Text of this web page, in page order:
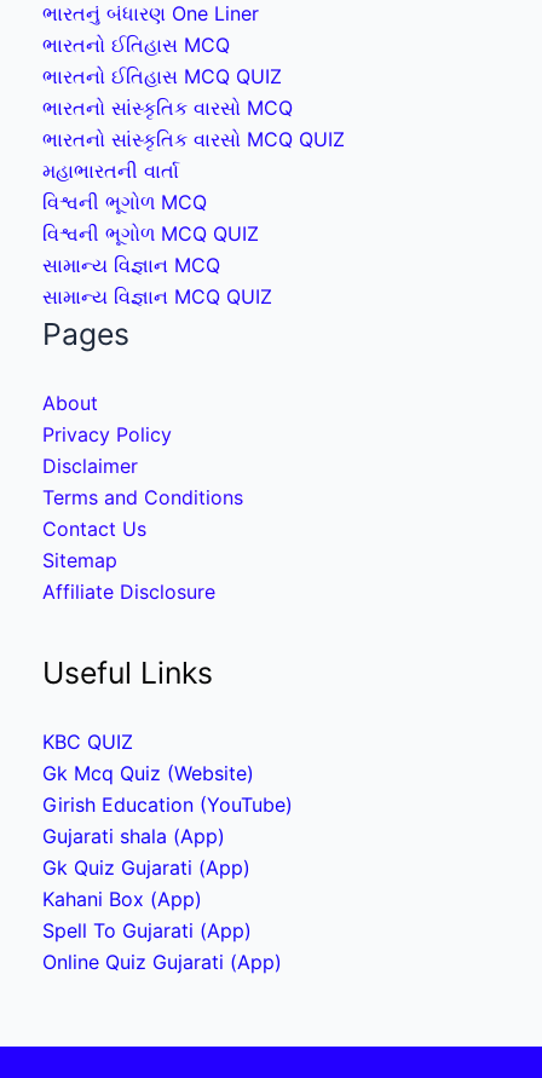
ભારતનું બંધારણ One Liner
ભારતનો ઈતિહાસ MCQ
ભારતનો ઈતિહાસ MCQ QUIZ
ભારતનો સાંસ્કૃતિક વારસો MCQ
ભારતનો સાંસ્કૃતિક વારસો MCQ QUIZ
મહાભારતની વાર્તા
વિશ્વની ભૂગોળ MCQ
વિશ્વની ભૂગોળ MCQ QUIZ
સામાન્ય વિજ્ઞાન MCQ
સામાન્ય વિજ્ઞાન MCQ QUIZ
Pages
About
Privacy Policy
Disclaimer
Terms and Conditions
Contact Us
Sitemap
Affiliate Disclosure
Useful Links
KBC QUIZ
Gk Mcq Quiz (Website)
Girish Education (YouTube)
Gujarati shala (App)
Gk Quiz Gujarati (App)
Kahani Box (App)
Spell To Gujarati (App)
Online Quiz Gujarati (App)